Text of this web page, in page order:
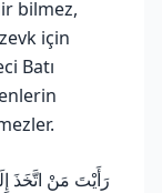
bilmez,
için
Batı